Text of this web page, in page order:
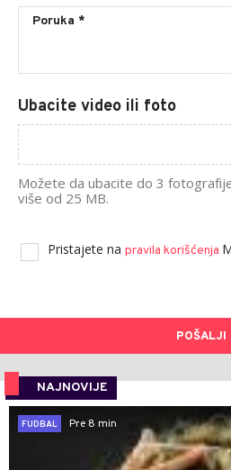
Ubacite video ili foto
Možete da ubacite do 3
više od 25 MB.
Pristajete na pravila korišćenja
POŠALJI
NAJNOVIJE
FUDBAL
Pre 8 min